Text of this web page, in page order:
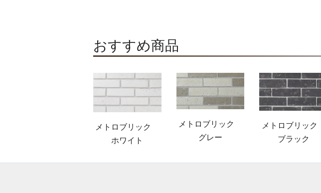
おすすめ商品
メトロブリック
ホワイト
メトロブリック
グレー
メトロブリック
ブラック